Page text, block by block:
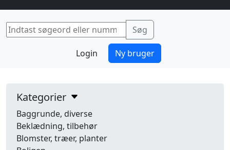
Login Ny bruger
Kategorier
Baggrunde, diverse
Beklædning, tilbehør
Blomster, træer, planter